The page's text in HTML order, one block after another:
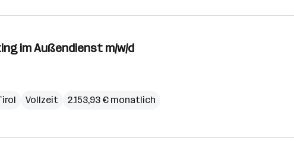
im Außendienst m/w/d
Vollzeit 2.153,93 € monatlich